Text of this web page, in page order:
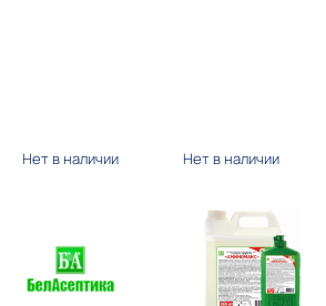
Нет в наличии Нет в наличии